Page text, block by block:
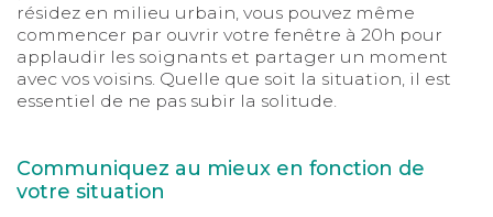
résidez en milieu urbain, vous pouvez même
commencer par ouvrir votre fenêtre à 20h pour
applaudir les soignants et partager un moment
avec vos voisins. Quelle que soit la situation, il est
essentiel de ne pas subir la solitude.
Communiquez au mieux en fonction de
votre situation